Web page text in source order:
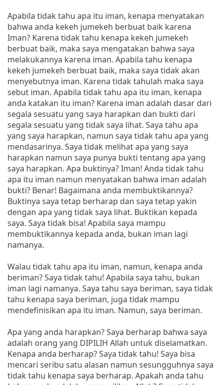
Apabila tidak tahu apa itu iman, kenapa menyatakan
bahwa anda kekeh jumekeh berbuat baik karena
Iman? Karena tidak tahu kenapa kekeh jumekeh
berbuat baik, maka saya mengatakan bahwa saya
melakukannya karena iman. Apabila tahu kenapa
kekeh jumekeh berbuat baik, maka saya tidak akan
menyebutnya iman. Karena tidak tahulah maka saya
sebut iman. Apabila tidak tahu apa itu iman, kenapa
anda katakan itu iman? Karena iman adalah dasar dari
segala sesuatu yang saya harapkan dan bukti dari
segala sesuatu yang tidak saya lihat. Saya tahu apa
yang saya harapkan, namun saya tidak tahu apa yang
mendasarinya. Saya tidak melihat apa yang saya
harapkan namun saya punya bukti tentang apa yang
saya harapkan. Apa buktinya? Iman! Anda tidak tahu
apa itu iman namun menyatakan bahwa iman adalah
bukti? Benar! Bagaimana anda membuktikannya?
Buktinya saya tetap berharap dan saya tetap yakin
dengan apa yang tidak saya lihat. Buktikan kepada
saya. Saya tidak bisa! Apabila saya mampu
membuktikannya kepada anda, bukan iman lagi
namanya.
Walau tidak tahu apa itu iman, namun, kenapa anda
beriman? Saya tidak tahu! Apabila saya tahu, bukan
iman lagi namanya. Saya tahu saya beriman, saya tidak
tahu kenapa saya beriman, juga tidak mampu
mendefinisikan apa itu iman. Namun, saya beriman.
Apa yang anda harapkan? Saya berharap bahwa saya
adalah orang yang DIPILIH Allah untuk diselamatkan.
Kenapa anda berharap? Saya tidak tahu! Saya bisa
mencari seribu satu alasan namun sesungguhnya saya
tidak tahu kenapa saya berharap. Apakah anda tahu